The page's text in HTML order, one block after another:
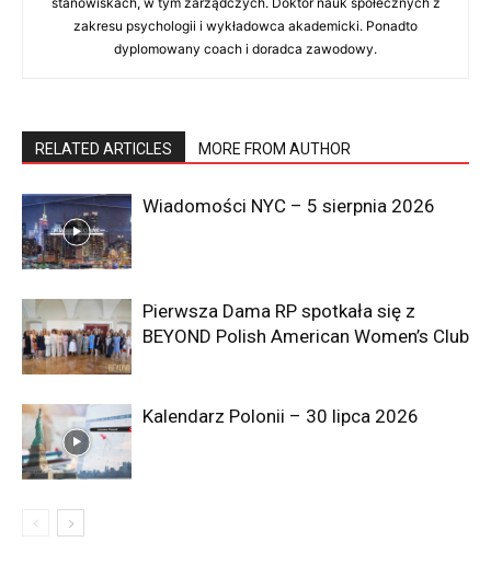
zakresu psychologii i wykładowca akademicki. Ponadto
dyplomowany coach i doradca zawodowy.
RELATED ARTICLES MORE FROM AUTHOR
Wiadomości NYC – 5 sierpnia 2026
Pierwsza Dama RP spotkała się z
BEYOND Polish American Women’s Club
Kalendarz Polonii – 30 lipca 2026